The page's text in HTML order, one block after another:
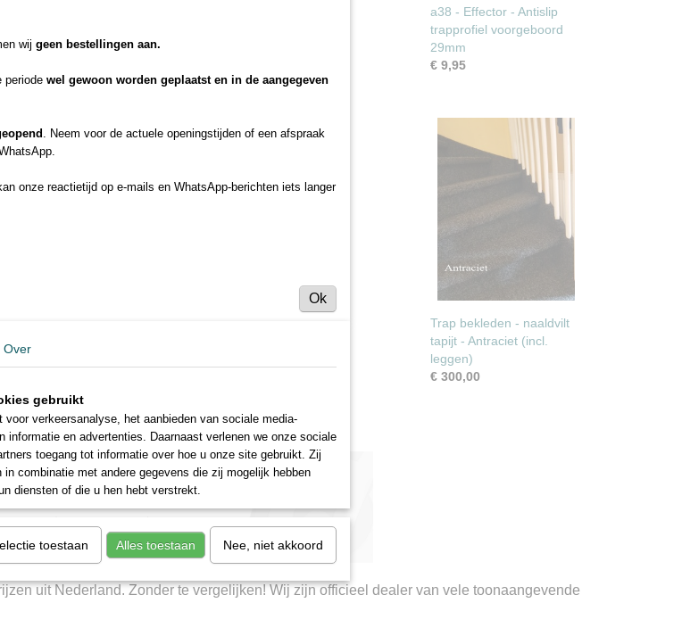
a38 - Effector - Antislip
trapprofiel voorgeboord
29mm
€ 9,95
Trap bekleden - naaldvilt
tapijt - Antraciet (incl.
leggen)
€ 300,00
uit Nederland. Zonder te vergelijken! Wij zijn officieel dealer van vele toonaangevende
wij geen bestellingen aan.
periode wel gewoon worden geplaatst en in de aangegeven
. Neem voor de actuele openingstijden of een afspraak
onze reactietijd op e-mails en WhatsApp-berichten iets langer
Ok
Over
gebruikt
voor verkeersanalyse, het aanbieden van sociale media-
informatie en advertenties. Daarnaast verlenen we onze sociale
toegang tot informatie over hoe u onze site gebruikt. Zij
in combinatie met andere gegevens die zij mogelijk hebben
diensten of die u hen hebt verstrekt.
toestaan Alles toestaan Nee, niet akkoord